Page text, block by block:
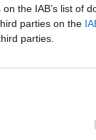
the IAB’s list of
parties on the
parties.
–